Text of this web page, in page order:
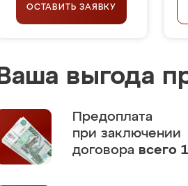
ОСТАВИТЬ ЗАЯВКУ
Ваша выгода
Предоплата
при заключении
договора всего